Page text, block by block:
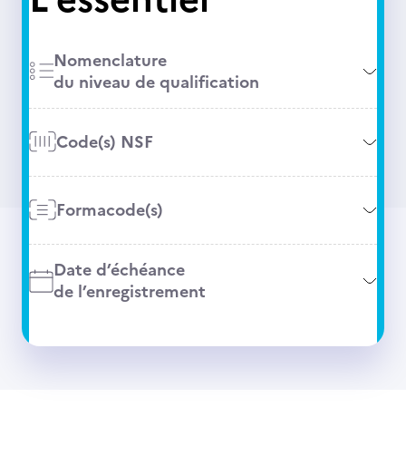
Nomenclature
du niveau de qualification
Code(s) NSF
Formacode(s)
Date d’échéance
de l’enregistrement